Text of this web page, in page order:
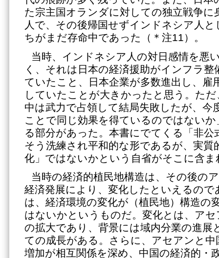
た宗主国オランダに対しての独立戦争に
人で、その後帰国せずインドネシア人
ちがまだ存命中であった（＊注11）。
当時、インドネシア人の対日感情を悪
く、それは日本の経済援助がインフラ
ていたこと、日本企業が多数進出し、雇
していたことが大きかったと思う。た
中は武力で占領して結局失敗したが、今
ことで同じ効果を得ているのではない
る部分があった。本書にでてくる「非公
そう洗練され平和的な形であるが、実質
化」ではないかという自省がそこに含ま
当時の経済的植民地構造は、その後の
経済発展により、変化したといえるので
は、経済環境の変化が（植民地）構造の
はないかというものだ。変化とは、ア
の拡大であり、背景には域内分業の進展
ての成長がある。さらに、アセアンと中
増加が相互関係を深め、中国の経済的・